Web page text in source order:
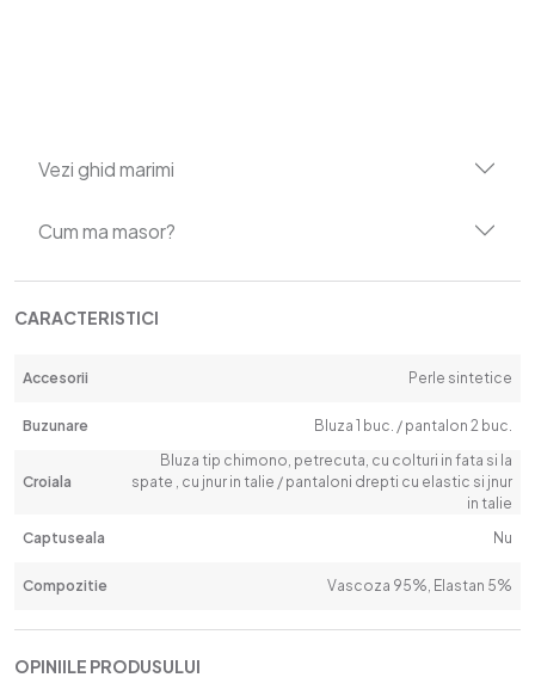
Vezi ghid marimi
Cum ma masor?
CARACTERISTICI
Accesorii Perle sintetice
Buzunare Bluza 1 buc. / pantalon 2 buc.
Croiala
Bluza tip chimono, petrecuta, cu colturi in fata si la
spate , cu jnur in talie / pantaloni drepti cu elastic si jnur
in talie
Captuseala
Nu
Compozitie Vascoza 95%, Elastan 5%
OPINIILE PRODUSULUI